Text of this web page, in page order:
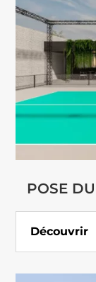
POSE
Découvrir